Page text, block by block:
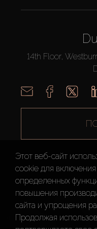
14th Floor,
AX CAPITAL
Условия
использования
Этот веб-сайт
cookie для включения
определенных
повышения
сайта и упрощения
Продолжая